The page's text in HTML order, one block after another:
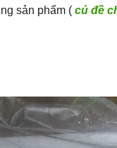
sản phẩm ( củ đề